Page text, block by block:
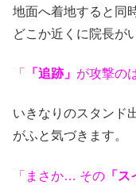
地面へ着地すると同
どこか近くに院長が
「 「追跡」 が攻撃の
いきなりのスタンド
がふと気づきます。
「まさか… その 「ス